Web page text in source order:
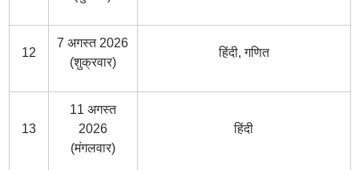
12
7 अगस्त 2026
(शुक्रवार)
हिंदी, गणित
13
11 अगस्त
2026
(मंगलवार)
हिंदी